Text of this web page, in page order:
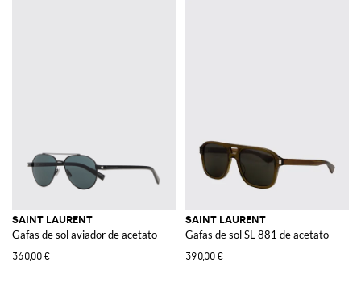
SAINT LAURENT
Gafas de sol aviador de acetato
360,00 €
SAINT LAURENT
Gafas de sol SL 881 de acetato
390,00 €